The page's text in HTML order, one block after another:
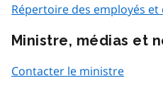
Répertoire des employés et
Ministre, médias et
Contacter le ministre